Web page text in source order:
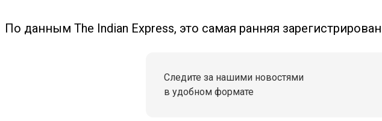
По данным The Indian Express, это самая ранняя
Следите за нашими новостями
в удобном формате